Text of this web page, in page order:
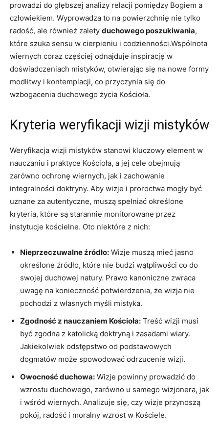
⁣prowadzi do głębszej​ analizy relacji pomiędzy Bogiem⁣ a
człowiekiem. Wyprowadza to ⁤na powierzchnię nie tylko
radość, ale również zalety‍ duchowego poszukiwania,
które ⁣szuka sensu w cierpieniu i codzienności.Wspólnota‌
wiernych coraz częściej‌ odnajduje inspirację w
doświadczeniach mistyków, otwierając się ‍na nowe formy
‌modlitwy i kontemplacji, co przyczynia się do
wzbogacenia duchowego życia ⁤Kościoła.
Kryteria weryfikacji wizji‌ mistyków
Weryfikacja wizji mistyków stanowi kluczowy element ⁤w
nauczaniu i praktyce Kościoła, a​ jej ‌cele obejmują
zarówno ochronę wiernych, jak i zachowanie
integralności doktryny. Aby wizje i proroctwa​ mogły być
uznane za‍ autentyczne, muszą‌ spełniać określone
kryteria, które są‍ starannie​ monitorowane przez
instytucje kościelne. Oto niektóre z nich:
Nieprzeczuwalne źródło: Wizje muszą ⁤mieć jasno
określone źródło, które⁢ nie⁢ budzi wątpliwości⁢ co do
swojej duchowej natury. Prawo kanoniczne zwraca⁤
uwagę na konieczność potwierdzenia, że wizja nie
pochodzi z własnych myśli⁢ mistyka.
Zgodność z nauczaniem Kościoła: Treść wizji musi
być zgodna z katolicką doktryną​ i zasadami wiary.
Jakiekolwiek odstępstwo ‌od podstawowych
dogmatów może spowodować​ odrzucenie wizji.
Owocność duchowa: Wizje powinny⁤ prowadzić do
wzrostu ​duchowego, zarówno u samego wizjonera, jak
i wśród ‍wiernych. Analizuje się, czy wizje przynoszą
pokój, radość⁣ i moralny wzrost w ‍Kościele.